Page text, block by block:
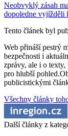
Neobvyklý zásah
dopoledne
Tento článek byl
Web přináší pestrý
bezpečnosti i
zprávy, ale i o texty,
pro hlubší
publicistickými
Všechny články
Další články z